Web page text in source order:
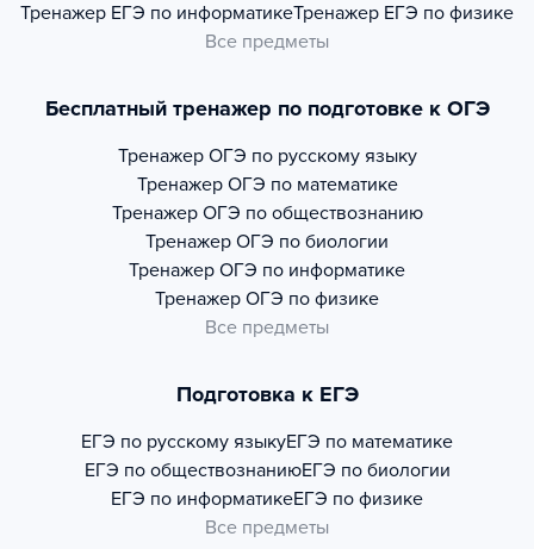
Тренажер ЕГЭ по информатикеТренажер ЕГЭ по физике
Все предметы
Бесплатный тренажер по подготовке к ОГЭ
Тренажер ОГЭ по русскому языку
Тренажер ОГЭ по математике
Тренажер ОГЭ по обществознанию
Тренажер ОГЭ по биологии
Тренажер ОГЭ по информатике
Тренажер ОГЭ по физике
Все предметы
Подготовка к ЕГЭ
ЕГЭ по русскому языкуЕГЭ по математике
ЕГЭ по обществознаниюЕГЭ по биологии
ЕГЭ по информатикеЕГЭ по физике
Все предметы